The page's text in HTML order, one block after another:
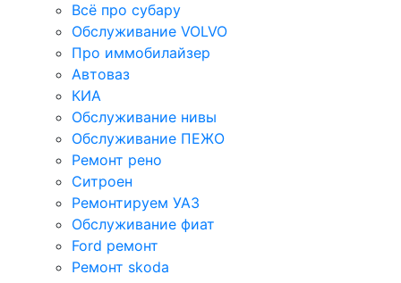
Всё про субару
Обслуживание VOLVO
Про иммобилайзер
Автоваз
КИА
Обслуживание нивы
Обслуживание ПЕЖО
Ремонт рено
Ситроен
Ремонтируем УАЗ
Обслуживание фиат
Ford ремонт
Ремонт skoda